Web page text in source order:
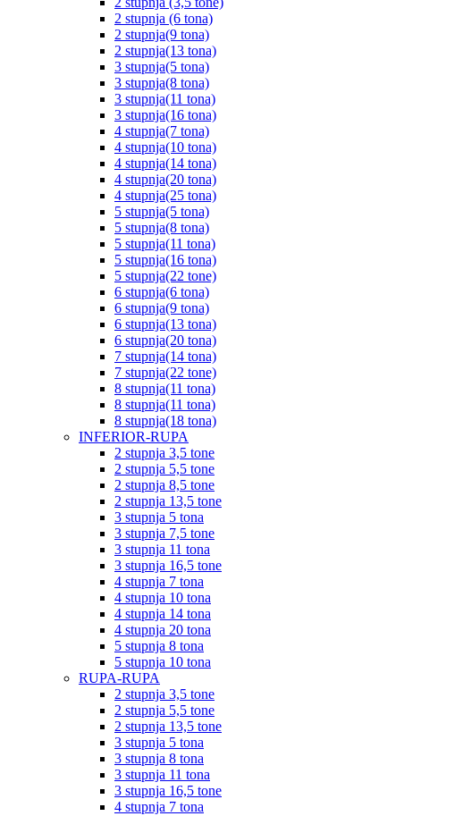
2 stupnja (6 tona)
2 stupnja(9 tona)
2 stupnja(13 tona)
3 stupnja(5 tona)
3 stupnja(8 tona)
3 stupnja(11 tona)
3 stupnja(16 tona)
4 stupnja(7 tona)
4 stupnja(10 tona)
4 stupnja(14 tona)
4 stupnja(20 tona)
4 stupnja(25 tona)
5 stupnja(5 tona)
5 stupnja(8 tona)
5 stupnja(11 tona)
5 stupnja(16 tona)
5 stupnja(22 tone)
6 stupnja(6 tona)
6 stupnja(9 tona)
6 stupnja(13 tona)
6 stupnja(20 tona)
7 stupnja(14 tona)
7 stupnja(22 tone)
8 stupnja(11 tona)
8 stupnja(11 tona)
8 stupnja(18 tona)
INFERIOR-RUPA
2 stupnja 3,5 tone
2 stupnja 5,5 tone
2 stupnja 8,5 tone
2 stupnja 13,5 tone
3 stupnja 5 tona
3 stupnja 7,5 tone
3 stupnja 11 tona
3 stupnja 16,5 tone
4 stupnja 7 tona
4 stupnja 10 tona
4 stupnja 14 tona
4 stupnja 20 tona
5 stupnja 8 tona
5 stupnja 10 tona
RUPA-RUPA
2 stupnja 3,5 tone
2 stupnja 5,5 tone
2 stupnja 13,5 tone
3 stupnja 5 tona
3 stupnja 8 tona
3 stupnja 11 tona
3 stupnja 16,5 tone
4 stupnja 7 tona